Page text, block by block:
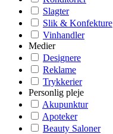
Slagter
Slik & Konfekture
Vinhandler
Medier
Designere
Reklame
Trykkerier
Personlig pleje
Akupunktur
Apoteker
Beauty Saloner